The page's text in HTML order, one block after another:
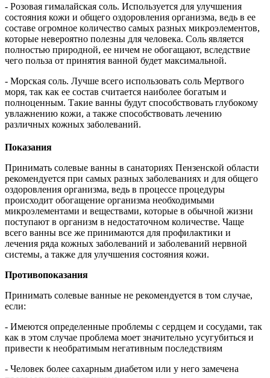
- Розовая гималайская соль. Используется для улучшения
состояния кожи и общего оздоровления организма, ведь в ее
составе огромное количество самых разных микроэлементов,
которые невероятно полезны для человека. Соль является
полностью природной, ее ничем не обогащают, вследствие
чего польза от принятия ванной будет максимальной.
- Морская соль. Лучше всего использовать соль Мертвого
моря, так как ее состав считается наиболее богатым и
полноценным. Такие ванны будут способствовать глубокому
увлажнению кожи, а также способствовать лечению
различных кожных заболеваний.
Показания
Принимать солевые ванны в санаториях Пензенской области
рекомендуется при самых разных заболеваниях и для общего
оздоровления организма, ведь в процессе процедуры
происходит обогащение организма необходимыми
микроэлементами и веществами, которые в обычной жизни
поступают в организм в недостаточном количестве. Чаще
всего ванны все же принимаются для профилактики и
лечения ряда кожных заболеваний и заболеваний нервной
системы, а также для улучшения состояния кожи.
Противопоказания
Принимать солевые ванные не рекомендуется в том случае,
если:
- Имеются определенные проблемы с сердцем и сосудами, так
как в этом случае проблема моет значительно усугубиться и
привести к необратимым негативным последствиям
- Человек более сахарным диабетом или у него замечена